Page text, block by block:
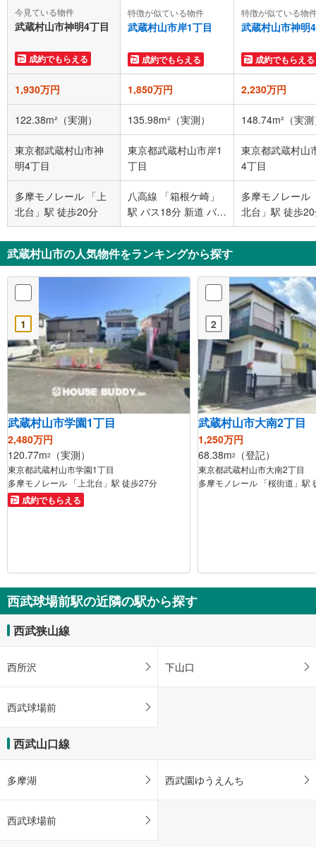
今見ている物件
武蔵村山市神明4丁目
成約でもらえる
特徴が似ている物件
武蔵村山市岸1丁目
成約でもらえる
特徴が似ている物
武蔵村山市神明
成約でもらえる
1,930万円 1,850万円 2,230万円
122.38m²（実測） 135.98m²（実測） 148.74m²（実
東京都武蔵村山市神
明4丁目
東京都武蔵村山市岸1
丁目
東京都武蔵村山
4丁目
多摩モノレール 「上
北台」駅 徒歩20分
八高線 「箱根ケ崎」
駅 バス18分 新道 バス
停下車 徒歩5分
多摩モノレール
北台」駅 徒歩
武蔵村山市の人気物件をランキングから探す
1
武蔵村山市学園1丁目
2,480万円
120.77m2 （実測）
東京都武蔵村山市学園1丁目
多摩モノレール 「上北台」駅 徒歩27分
成約でもらえる
2
武蔵村山市大南2丁目
1,250万円
68.38m2 （登記）
東京都武蔵村山市大南2丁目
多摩モノレール 「桜街道」駅
西武球場前駅の近隣の駅から探す
西武狭山線
西所沢 下山口
西武球場前
西武山口線
多摩湖 西武園ゆうえんち
西武球場前